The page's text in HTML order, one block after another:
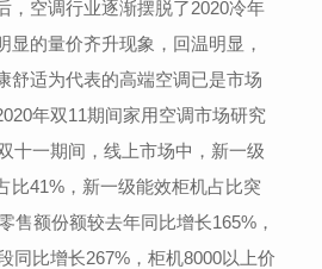
，空调行业逐渐摆脱了2020冷年
显的量价齐升现象，回温明显，
舒适为代表的高端空调已是市场
年双11期间家用空调市场研究
十一期间，线上市场中，新一级
比41%，新一级能效柜机占比突
售额份额较去年同比增长165%，
同比增长267%，柜机8000以上价